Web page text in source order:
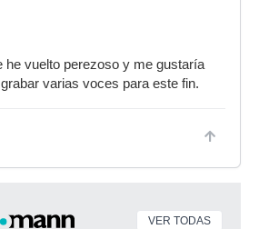
he vuelto perezoso y me gustaría
varias voces para este fin.
VER TODAS